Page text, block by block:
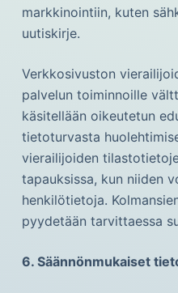
markkinointiin, kuten
uutiskirje.
Verkkosivuston
palvelun toiminnoille
käsitellään oikeutetun
tietoturvasta
vierailijoiden
tapauksissa, kun niiden
henkilötietoja.
pyydetään tarvittaessa
6. Säännönmukaiset